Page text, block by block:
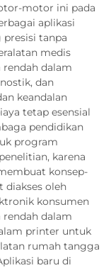
motor ini pada
aplikasi
tanpa
medis
dalam
dan
keandalan
tetap esensial
pendidikan
program
karena
konsep-
diakses oleh
konsumen
dalam
printer untuk
rumah tangga
baru di